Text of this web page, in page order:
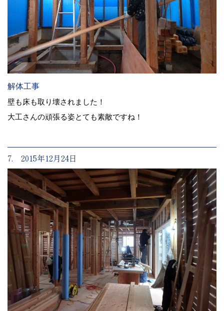
解体工事
壁も床も取り壊されました！
大工さんの頑張る姿とても素敵ですね！
7. 2015年12月24日